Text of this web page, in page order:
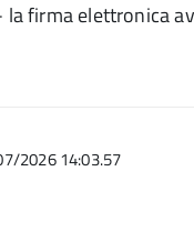
firma elettronica
2026 14:03.57